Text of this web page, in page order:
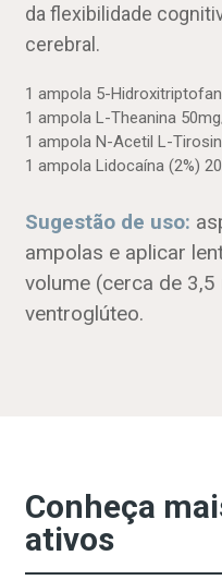
da flexibilidade
cerebral.
1 ampola 5-
1 ampola L-Theanina
1 ampola N-Acetil L-
1 ampola Lidocaína (2%)
Sugestão de uso:
ampolas e aplicar
volume (cerca de
ventroglúteo.
Conheça
ativos